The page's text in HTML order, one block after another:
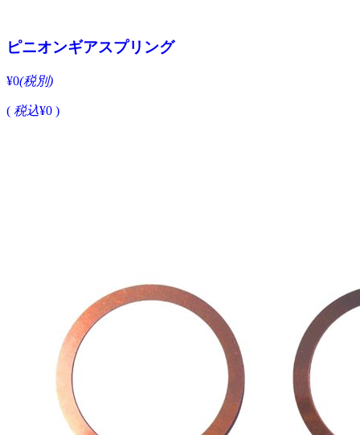
ピニオンギアスプリング
¥0(税別)
( 税込¥0 )